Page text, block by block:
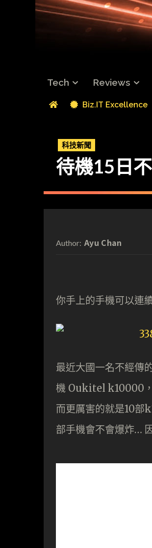
Tech Reviews
Biz.IT Excellence
科技新聞
待機15日
Author: Ayu Chan
你手上的手機可以連
最近大國一名不經
機 Oukitel k10000，
而更厲害的就是10部
部手機會不會爆炸…